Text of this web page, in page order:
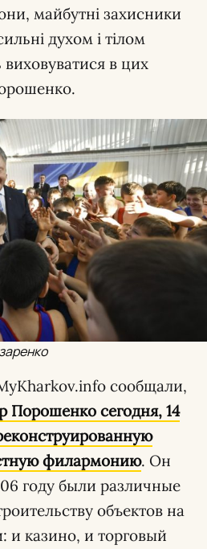
майбутні захисники
духом і тілом
в цих
сообщали,
Порошенко сегодня, 14
филармонию. Он
году были различные
объектов на
и казино, и торговый